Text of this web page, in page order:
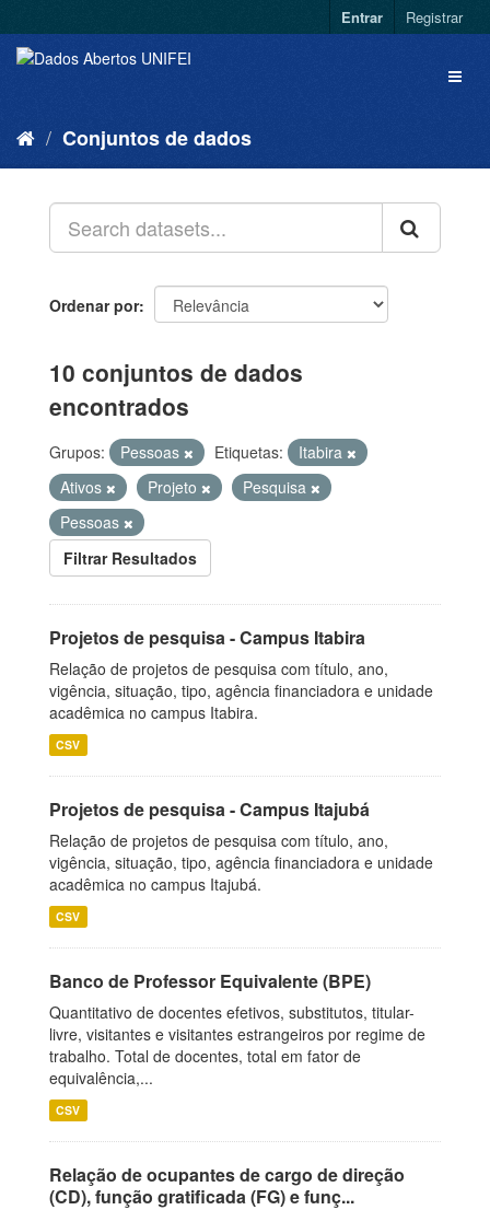
Entrar Registrar
Conjuntos de dados
Ordenar por
10 conjuntos de dados
encontrados
Grupos: Pessoas Etiquetas:
Itabira
Ativos
Projeto
Pesquisa
Pessoas
Filtrar Resultados
Projetos de pesquisa - Campus Itabira
Relação de projetos de pesquisa com título, ano,
vigência, situação, tipo, agência financiadora e unidade
acadêmica no campus Itabira.
CSV
Projetos de pesquisa - Campus Itajubá
Relação de projetos de pesquisa com título, ano,
vigência, situação, tipo, agência financiadora e unidade
acadêmica no campus Itajubá.
CSV
Banco de Professor Equivalente (BPE)
Quantitativo de docentes efetivos, substitutos, titular-
livre, visitantes e visitantes estrangeiros por regime de
trabalho. Total de docentes, total em fator de
equivalência,...
CSV
Relação de ocupantes de cargo de direção
(CD), função gratificada (FG) e funç...